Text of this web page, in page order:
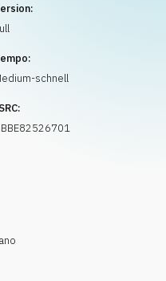
schnell